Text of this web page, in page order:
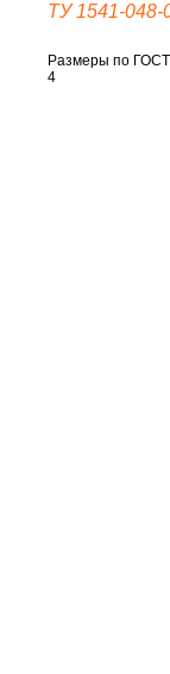
ТУ 1541-048-
Размеры по
4